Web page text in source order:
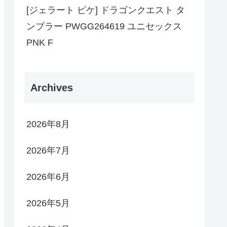
[ジェラート ピケ] ドラゴンクエスト タ
ンブラー PWGG264619 ユニセックス
PNK F
Archives
2026年8月
2026年7月
2026年6月
2026年5月